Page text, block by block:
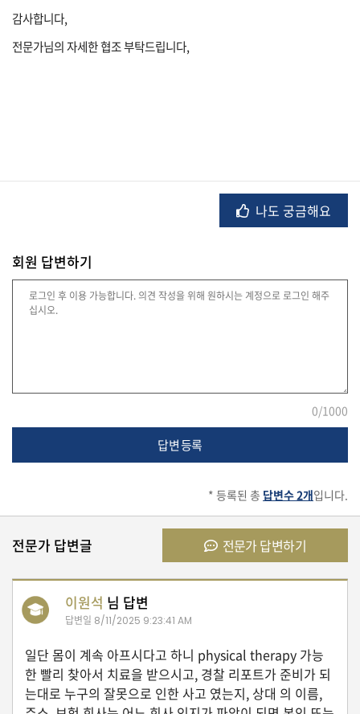
유
학/
교
미/
일
차
정
서
스
문
감사합니다,
전문가님의 자세한 협조 부탁드립니다,
나도 궁금해요
회원 답변하기
0/1000
답변 등록
* 등록된 총 답변수 2개입니다.
전문가 답변글 전문가 답변하기
이원석 님 답변
답변일 8/11/2025 9:23:41 AM
일단 몸이 계속 아프시다고 하니 physical therapy 가능
한 빨리 찾아서 치료을 받으시고, 경찰 리포트가 준비가 되
는대로 누구의 잘못으로 인한 사고 였는지, 상대 의 이름,